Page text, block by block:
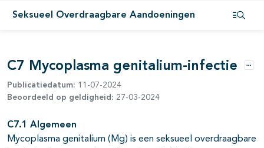
Seksueel Overdraagbare Aandoeningen
open- en dichtklappen
C7 Mycoplasma genitalium-infectie
Publicatiedatum: 11-07-2024
Beoordeeld op geldigheid: 27-03-2024
C7.1 Algemeen
Mycoplasma genitalium (Mg) is een seksueel overdraagbare